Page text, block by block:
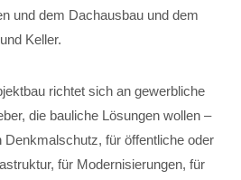
und dem Dachausbau und dem
Keller.
richtet sich an gewerbliche
die bauliche Lösungen wollen –
für öffentliche oder
für Modernisierungen, für